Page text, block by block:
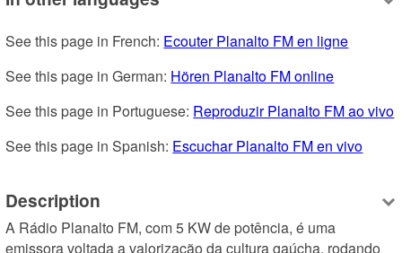
See this page in French: Ecouter Planalto FM en ligne
See this page in German: Hören Planalto FM online
See this page in Portuguese: Reproduzir Planalto FM ao vivo
See this page in Spanish: Escuchar Planalto FM en vivo
Description
A Rádio Planalto FM, com 5 KW de potência, é uma
emissora voltada a valorização da cultura gaúcha, rodando